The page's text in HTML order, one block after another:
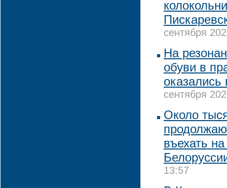
сентября
На
обуви в
сентября
Около
въехать
13:57